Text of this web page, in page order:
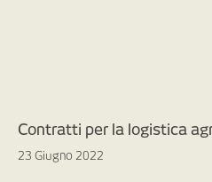
Contratti per la logistica
23 Giugno 2022